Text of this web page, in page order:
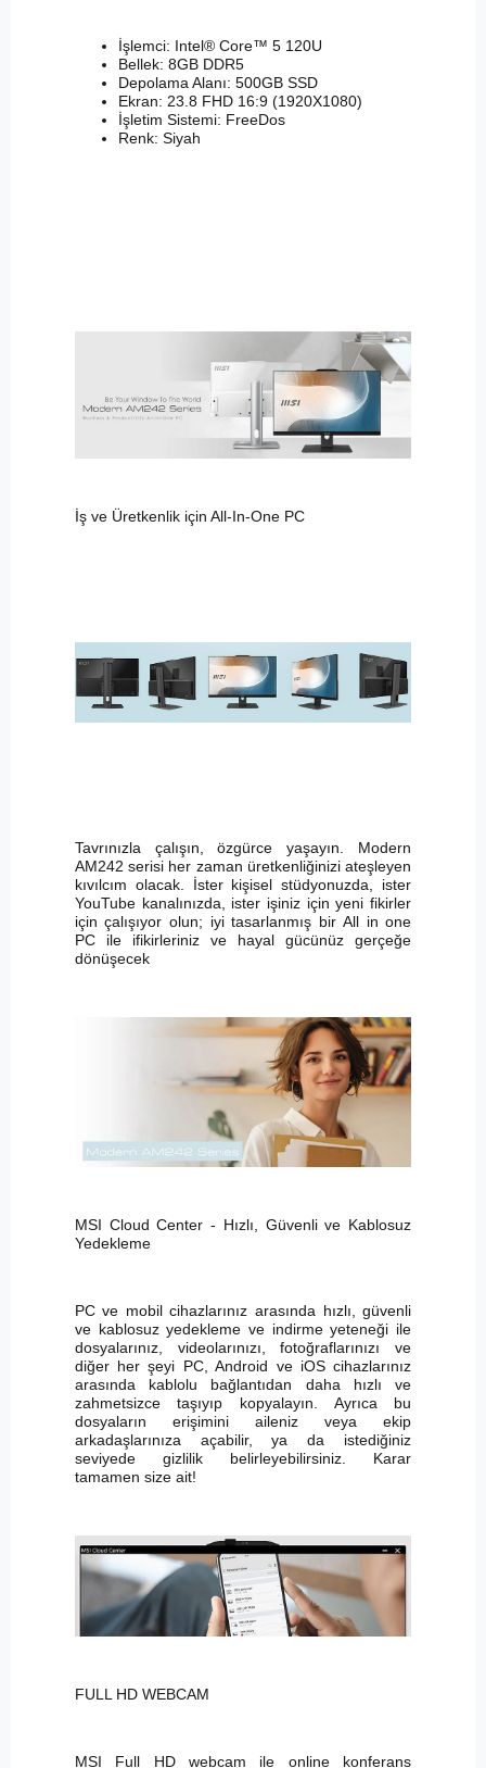
İşlemci: Intel® Core™ 5 120U
Bellek: 8GB DDR5
Depolama Alanı: 500GB SSD
Ekran: 23.8 FHD 16:9 (1920X1080)
İşletim Sistemi: FreeDos
Renk: Siyah
İş ve Üretkenlik için All-In-One PC
Tavrınızla çalışın, özgürce yaşayın. Modern
AM242 serisi her zaman üretkenliğinizi ateşleyen
kıvılcım olacak. İster kişisel stüdyonuzda, ister
YouTube kanalınızda, ister işiniz için yeni fikirler
için çalışıyor olun; iyi tasarlanmış bir All in one
PC ile ifikirleriniz ve hayal gücünüz gerçeğe
dönüşecek
MSI Cloud Center - Hızlı, Güvenli ve Kablosuz
Yedekleme
PC ve mobil cihazlarınız arasında hızlı, güvenli
ve kablosuz yedekleme ve indirme yeteneği ile
dosyalarınız, videolarınızı, fotoğraflarınızı ve
diğer her şeyi PC, Android ve iOS cihazlarınız
arasında kablolu bağlantıdan daha hızlı ve
zahmetsizce taşıyıp kopyalayın. Ayrıca bu
dosyaların erişimini aileniz veya ekip
arkadaşlarınıza açabilir, ya da istediğiniz
seviyede gizlilik belirleyebilirsiniz. Karar
tamamen size ait!
FULL HD WEBCAM
MSI Full HD webcam ile online konferans